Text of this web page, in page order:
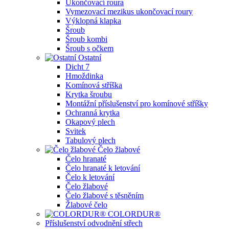
Ukončovací roura
Vymezovací mezikus ukončovací roury
Výklopná klapka
Šroub
Šroub kombi
Šroub s očkem
Ostatní
Dicht 7
Hmoždinka
Komínová stříška
Krytka šroubu
Montážní příslušenství pro komínové stříšky
Ochranná krytka
Okapový plech
Svitek
Tabulový plech
Čelo žlabové
Čelo hranaté
Čelo hranaté k letování
Čelo k letování
Čelo žlabové
Čelo žlabové s těsněním
Žlabové čelo
COLORDUR®
Příslušenství odvodnění střech